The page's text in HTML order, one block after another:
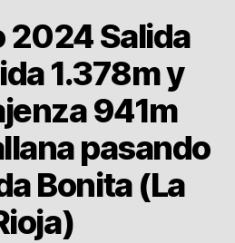
2024 Salida
1.378m y
941m
pasando
Bonita (La